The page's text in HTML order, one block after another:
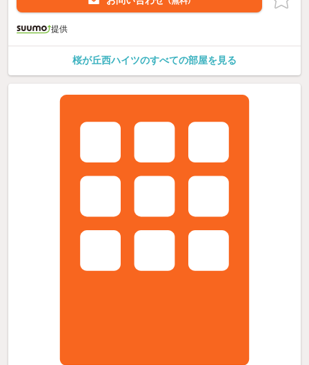
提供
桜が丘西ハイツのすべての部屋を見る